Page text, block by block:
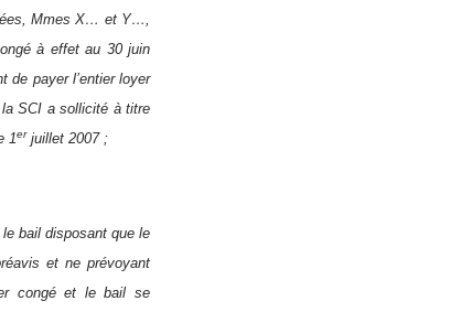
Mmes X… et Y…,
à effet au 30 juin
de payer l’entier loyer
SCI a sollicité à titre
1erjuillet 2007 ;
bail disposant que le
et ne prévoyant
congé et le bail se